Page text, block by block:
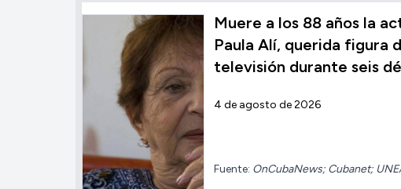
Muere a los 88 años la
Paula Alí, querida figura
televisión durante seis
4 de agosto de 2026
Fuente: OnCubaNews; Cubanet;